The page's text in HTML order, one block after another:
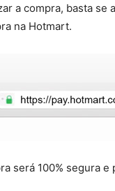
a compra, basta se
na Hotmart.
será 100% segura e